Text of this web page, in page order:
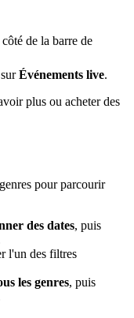
côté de la barre de
Événements live.
plus ou acheter des
pour parcourir
des dates, puis
l'un des filtres
les genres, puis